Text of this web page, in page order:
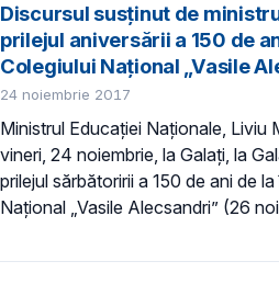
Discursul susținut de
prilejul aniversării a 150 de
Colegiului Național „Vasile
24 noiembrie 2017
Ministrul Educației Naționale, Liviu
vineri, 24 noiembrie, la Galați, la
prilejul sărbătoririi a 150 de ani de
Național „Vasile Alecsandri” (26